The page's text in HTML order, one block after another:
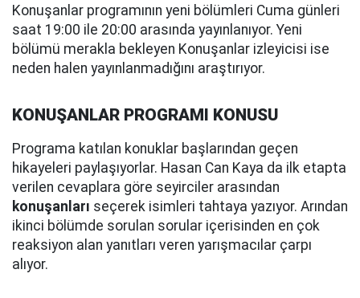
Konuşanlar programının yeni bölümleri Cuma günleri
saat 19:00 ile 20:00 arasında yayınlanıyor. Yeni
bölümü merakla bekleyen Konuşanlar izleyicisi ise
neden halen yayınlanmadığını araştırıyor.
KONUŞANLAR PROGRAMI KONUSU
Programa katılan konuklar başlarından geçen
hikayeleri paylaşıyorlar. Hasan Can Kaya da ilk etapta
verilen cevaplara göre seyirciler arasından
konuşanları seçerek isimleri tahtaya yazıyor. Arından
ikinci bölümde sorulan sorular içerisinden en çok
reaksiyon alan yanıtları veren yarışmacılar çarpı
alıyor.